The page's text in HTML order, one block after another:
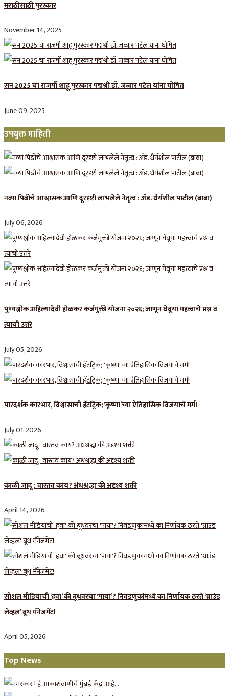
मराठीसाठी पुरस्कार
November 14, 2025
सन 2025 चा राजर्षी शाहू पुरस्कार प‌द्मश्री डॉ. जब्बार पटेल यांना घोषित
June 09, 2025
उपयुक्त माहिती
नव्या पिढीचे आश्वासक आणि दूरदृष्टी लाभलेले नेतृत्व : ॲड. धैर्यशील पाटील (बाबा)
July 06, 2026
पुण्यश्लोक अहिल्यादेवी होळकर कर्जमुक्ती योजना २०२६; जाणून घेवूया महत्त्वाचे प्रश्न व
त्याची उत्तरे
July 05, 2026
पारदर्शक कारभार, विश्वासाची हॅटट्रिक; ‘कृष्णा’च्या ऐतिहासिक विजयाचे मर्म!
July 01, 2026
काळी जादू : वास्तव काय? अंधश्रद्धा की अदृश्य शक्ती
April 14, 2026
सोशल मीडियाची ‘हवा’ की बूथवरचा ‘पाया’? निवडणुकांमध्ये का निर्णायक ठरते ‘ग्राउंड
लेव्हल’ बूथ मॅनेजमेंट!
April 05, 2026
Top News